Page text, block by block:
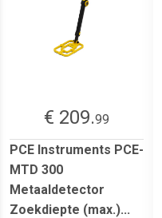
€ 209.99
PCE Instruments PCE-
MTD 300
Metaaldetector
Zoekdiepte (max.)...